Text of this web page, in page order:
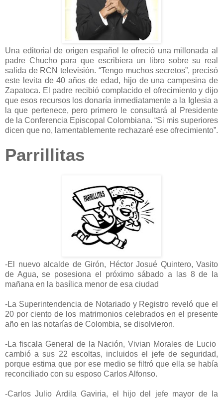
Una editorial de origen español le ofreció una millonada al
padre Chucho para que escribiera un libro sobre su real
salida de RCN televisión. “Tengo muchos secretos”, precisó
este levita de 40 años de edad, hijo de una campesina de
Zapatoca. El padre recibió complacido el ofrecimiento y dijo
que esos recursos los donaría inmediatamente a la Iglesia a
la que pertenece, pero primero le consultará al Presidente
de la Conferencia Episcopal Colombiana. “Si mis superiores
dicen que no, lamentablemente rechazaré ese ofrecimiento”.
Parrillitas
-El nuevo alcalde de Girón, Héctor Josué Quintero, Vasito
de Agua, se posesiona el próximo sábado a las 8 de la
mañana en la basílica menor de esa ciudad
-La Superintendencia de Notariado y Registro reveló que el
20 por ciento de los matrimonios celebrados en el presente
año en las notarías de Colombia, se disolvieron.
-La fiscala General de la Nación, Vivian Morales de Lucio
cambió a sus 22 escoltas, incluidos el jefe de seguridad,
porque estima que por ese medio se filtró que ella se había
reconciliado con su esposo Carlos Alfonso.
-Carlos Julio Ardila Gaviria, el hijo del jefe mayor de la